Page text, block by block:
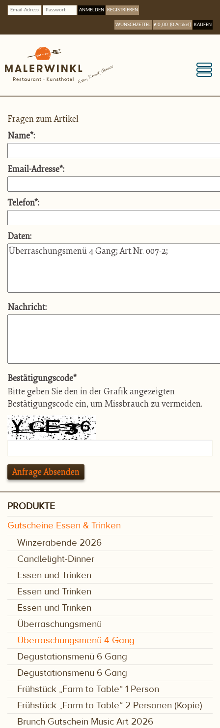
ANMELDEN REGISTRIEREN
WUNSCHZETTEL € 0,00 (0Artikel ) KAUFEN
Fragen zum Artikel
Name*:
Email-Adresse*:
Telefon*:
Daten:
Nachricht:
Bestätigungscode*
Bitte geben Sie den in der Grafik angezeigten
Bestätigungscode ein, um Missbrauch zu vermeiden.
Anfrage Absenden
PRODUKTE
Gutscheine Essen & Trinken
Winzerabende 2026
Candlelight-Dinner
Essen und Trinken
Essen und Trinken
Essen und Trinken
Überraschungsmenü
Überraschungsmenü 4 Gang
Degustationsmenü 6 Gang
Degustationsmenü 6 Gang
Frühstück „Farm to Table“ 1 Person
Frühstück „Farm to Table“ 2 Personen (Kopie)
Brunch Gutschein Music Art 2026